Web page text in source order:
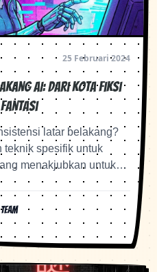
25 Februari 2024
AI: Dari Kota Fiksi
latar belakang?
teknik spesifik untuk
menakjubkan untuk